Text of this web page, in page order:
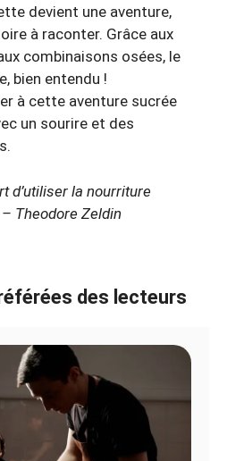
devient une aventure,
à raconter. Grâce aux
combinaisons osées, le
bien entendu !
à cette aventure sucrée
un sourire et des
d’utiliser la nourriture
Theodore Zeldin
des lecteurs